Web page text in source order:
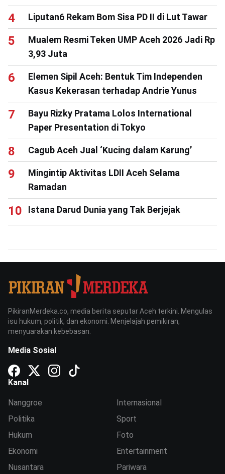
Liputan6 Rekam Bom Sisa PD II di Lut Tawar
Mualem Resmi Teken UMP Aceh 2026 Jadi Rp
3,93 Juta
Elemen Sipil Aceh: Bentuk Tim Independen
Kasus Kekerasan terhadap Andrie Yunus
Bayu Rizky Pratama Lolos International
Paper Presentation di Tokyo
Cagub Aceh Jual ‘Kucing dalam Karung’
Mingintip Aktivitas LDII Aceh Selama
Ramadan
Istana Darud Dunia yang Tak Berjejak
PikiranMerdeka.co, media berita seputar Aceh terkini. Mengulas
isu hukum, politik, dan ekonomi. Menjelajah pemikiran,
menyuarakan kebebasan.
Media Sosial
Kanal
Nanggroe
Politika
Hukum
Ekonomi
Nusantara
Internasional
Sport
Foto
Entertainment
Pariwara